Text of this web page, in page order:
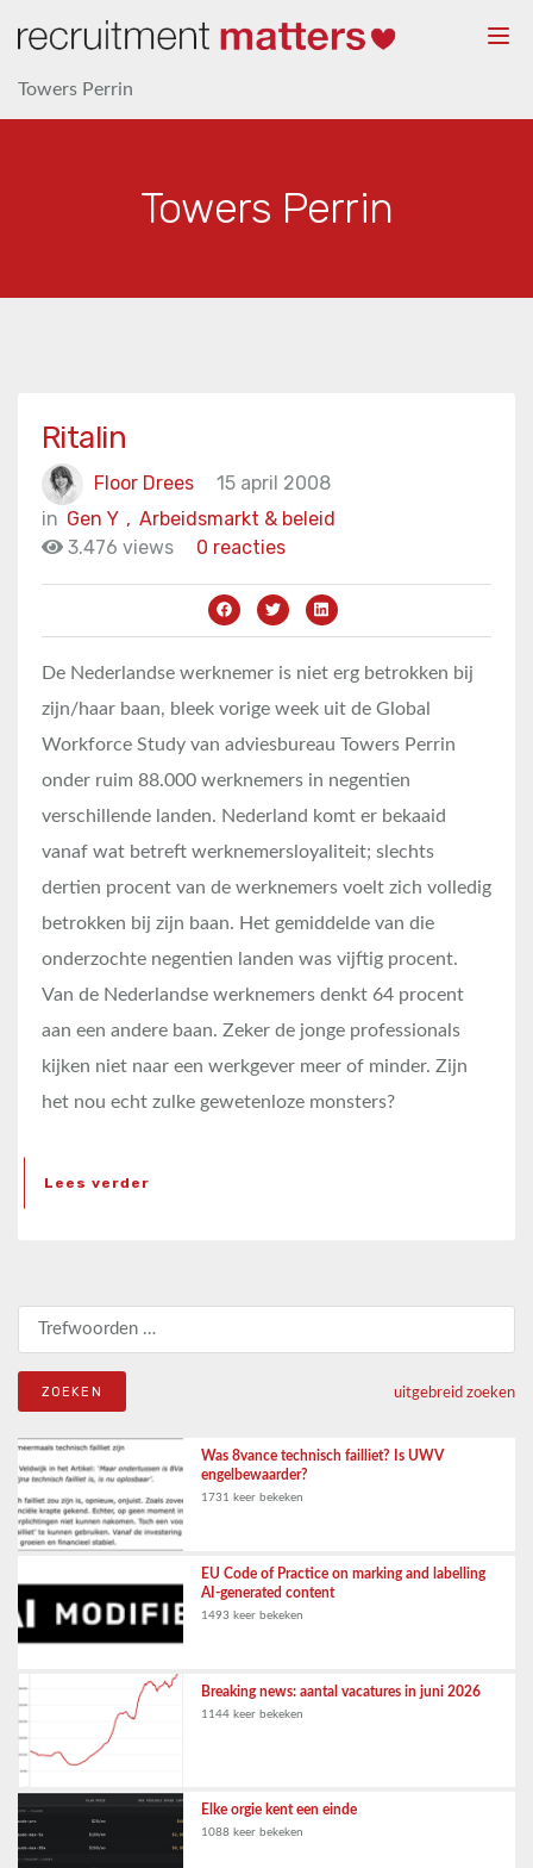
Towers Perrin
Towers Perrin
Ritalin
Floor Drees
15 april 2008
in
Arbeidsmarkt & beleid
Gen Y ,
3.476 views
0 reacties
De Nederlandse werknemer is niet erg betrokken bij
zijn/haar baan, bleek vorige week uit de Global
Workforce Study van adviesbureau Towers Perrin
onder ruim 88.000 werknemers in negentien
verschillende landen. Nederland komt er bekaaid
vanaf wat betreft werknemersloyaliteit; slechts
dertien procent van de werknemers voelt zich volledig
betrokken bij zijn baan. Het gemiddelde van die
onderzochte negentien landen was vijftig procent.
Van de Nederlandse werknemers denkt 64 procent
aan een andere baan. Zeker de jonge professionals
kijken niet naar een werkgever meer of minder. Zijn
het nou echt zulke gewetenloze monsters?
Lees verder
Zoeken naar:
uitgebreid zoeken
Was 8vance technisch failliet? Is UWV
engelbewaarder?
1731 keer bekeken
EU Code of Practice on marking and labelling
AI-generated content
1493 keer bekeken
Breaking news: aantal vacatures in juni 2026
1144 keer bekeken
Elke orgie kent een einde
1088 keer bekeken